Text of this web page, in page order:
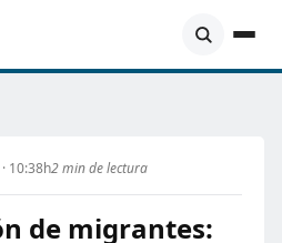
10:38h2 min de lectura
de migrantes: